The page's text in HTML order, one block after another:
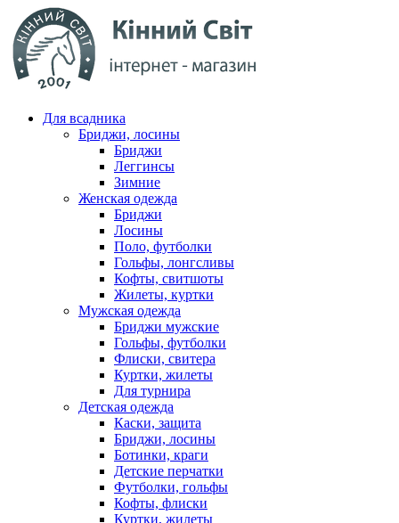
Для всадника
Бриджи, лосины
Бриджи
Леггинсы
Зимние
Женская одежда
Бриджи
Лосины
Поло, футболки
Гольфы, лонгсливы
Кофты, свитшоты
Жилеты, куртки
Мужская одежда
Бриджи мужские
Гольфы, футболки
Флиски, свитера
Куртки, жилеты
Для турнира
Детская одежда
Каски, защита
Бриджи, лосины
Ботинки, краги
Детские перчатки
Футболки, гольфы
Кофты, флиски
Куртки, жилеты